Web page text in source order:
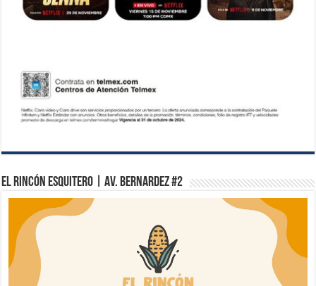
El Rincón Esquitero | Av. Bernardez #2